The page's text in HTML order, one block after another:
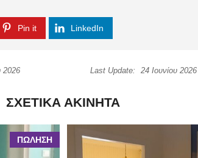
Pin it LinkedIn
2026 Last Update: 24 Ιουνίου 2026
ΣΧΕΤΙΚΆ ΑΚΊΝΗΤΑ
ΠΩΛΗΣΗ